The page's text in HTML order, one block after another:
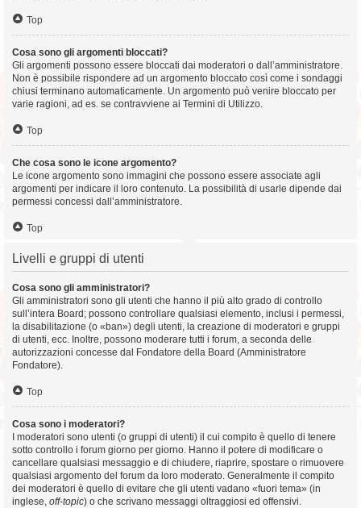
Top
Cosa sono gli argomenti bloccati?
Gli argomenti possono essere bloccati dai moderatori o dall’amministratore.
Non è possibile rispondere ad un argomento bloccato così come i sondaggi
chiusi terminano automaticamente. Un argomento può venire bloccato per
varie ragioni, ad es. se contravviene ai Termini di Utilizzo.
Top
Che cosa sono le icone argomento?
Le icone argomento sono immagini che possono essere associate agli
argomenti per indicare il loro contenuto. La possibilità di usarle dipende dai
permessi concessi dall’amministratore.
Top
Livelli e gruppi di utenti
Cosa sono gli amministratori?
Gli amministratori sono gli utenti che hanno il più alto grado di controllo
sull’intera Board; possono controllare qualsiasi elemento, inclusi i permessi,
la disabilitazione (o «ban») degli utenti, la creazione di moderatori e gruppi
di utenti, ecc. Inoltre, possono moderare tutti i forum, a seconda delle
autorizzazioni concesse dal Fondatore della Board (Amministratore
Fondatore).
Top
Cosa sono i moderatori?
I moderatori sono utenti (o gruppi di utenti) il cui compito è quello di tenere
sotto controllo i forum giorno per giorno. Hanno il potere di modificare o
cancellare qualsiasi messaggio e di chiudere, riaprire, spostare o rimuovere
qualsiasi argomento del forum da loro moderato. Generalmente il compito
dei moderatori è quello di evitare che gli utenti vadano «fuori tema» (in
inglese, off-topic) o che scrivano messaggi oltraggiosi ed offensivi.